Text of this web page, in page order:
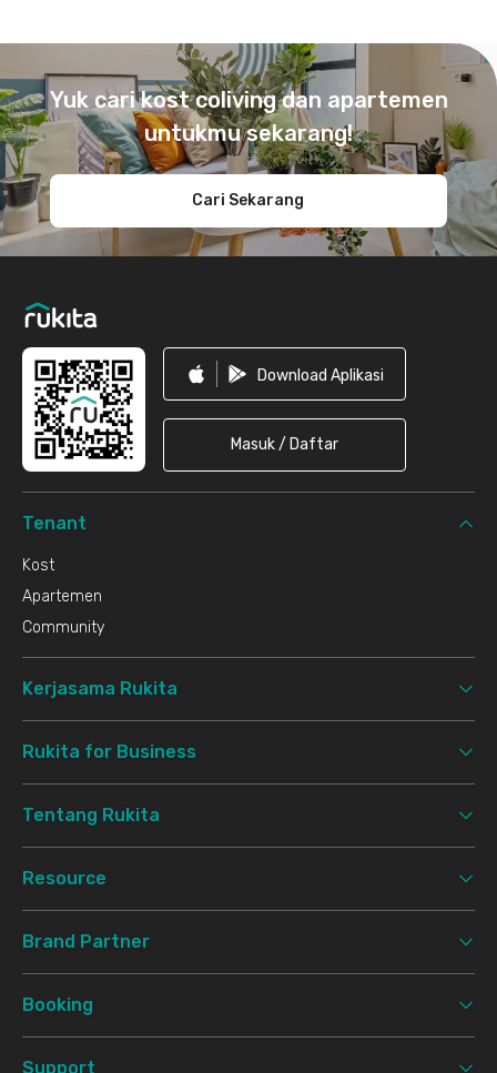
Yuk cari kost coliving dan apartemen
untukmu sekarang!
Cari Sekarang
Download Aplikasi
Masuk / Daftar
Tenant
Kost
Apartemen
Community
Kerjasama Rukita
Rukita for Business
Tentang Rukita
Resource
Brand Partner
Booking
Support